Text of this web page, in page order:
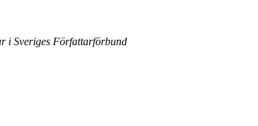
i Sveriges Författarförbund